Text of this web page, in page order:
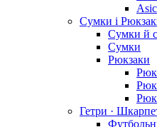
Сумки і
Сумки й
Сумки
Рюкзаки
Гетри ·